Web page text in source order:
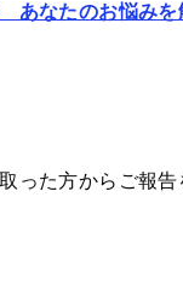
あなたのお悩みを
った方からご報告